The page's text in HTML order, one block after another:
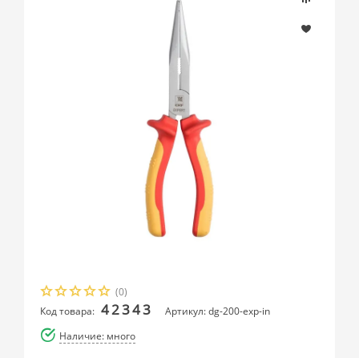
(0)
Код товара: 42343
Артикул: dg-200-exp-in
Наличие: много